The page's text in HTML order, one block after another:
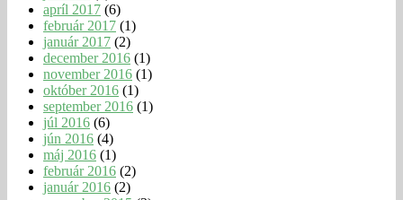
apríl 2017 (6)
február 2017 (1)
január 2017 (2)
december 2016 (1)
november 2016 (1)
október 2016 (1)
september 2016 (1)
júl 2016 (6)
jún 2016 (4)
máj 2016 (1)
február 2016 (2)
január 2016 (2)